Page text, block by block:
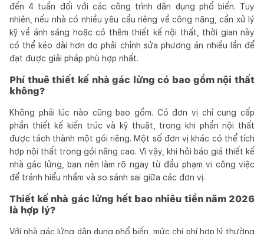
đến 4 tuần đối với các công trình dân dụng phổ biến. Tuy
nhiên, nếu nhà có nhiều yêu cầu riêng về công năng, cần xử lý
kỹ về ánh sáng hoặc có thêm thiết kế nội thất, thời gian này
có thể kéo dài hơn do phải chỉnh sửa phương án nhiều lần để
đạt được giải pháp phù hợp nhất.
Phí thuê thiết kế nhà gác lửng có bao gồm nội thất
không?
Không phải lúc nào cũng bao gồm. Có đơn vị chỉ cung cấp
phần thiết kế kiến trúc và kỹ thuật, trong khi phần nội thất
được tách thành một gói riêng. Một số đơn vị khác có thể tích
hợp nội thất trong gói nâng cao. Vì vậy, khi hỏi báo giá thiết kế
nhà gác lửng, bạn nên làm rõ ngay từ đầu phạm vi công việc
để tránh hiểu nhầm và so sánh sai giữa các đơn vị.
Thiết kế nhà gác lửng hết bao nhiêu tiền năm 2026
là hợp lý?
Với nhà gác lửng dân dụng phổ biến, mức chi phí hợp lý thường